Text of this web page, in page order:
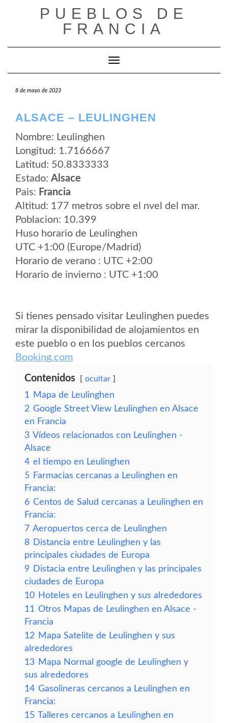
PUEBLOS DE
FRANCIA
Cambiar modo de navegación
8 de mayo de 2023
ALSACE – LEULINGHEN
Nombre: Leulinghen
Longitud: 1.7166667
Latitud: 50.8333333
Estado: Alsace
Pais: Francia
Altitud: 177 metros sobre el nvel del mar.
Poblacion: 10.399
Huso horario de Leulinghen
UTC +1:00 (Europe/Madrid)
Horario de verano : UTC +2:00
Horario de invierno : UTC +1:00
Si tienes pensado visitar Leulinghen puedes
mirar la disponibilidad de alojamientos en
este pueblo o en los pueblos cercanos
Booking.com
Contenidos ocultar
1
Mapa de Leulinghen
2 Google Street View Leulinghen en Alsace
en Francia
3 Vídeos relacionados con Leulinghen -
Alsace
4 el tiempo en Leulinghen
5 Farmacias cercanas a Leulinghen en
Francia:
6 Centos de Salud cercanas a Leulinghen en
Francia:
7 Aeropuertos cerca de Leulinghen
8 Distancia entre Leulinghen y las
principales ciudades de Europa
9 Distacia entre Leulinghen y las principales
ciudades de Europa
10 Hoteles en Leulinghen y sus alrededores
11 Otros Mapas de Leulinghen en Alsace -
Francia
12 Mapa Satelite de Leulinghen y sus
alrededores
13 Mapa Normal google de Leulinghen y
sus alrededores
14 Gasolineras cercanos a Leulinghen en
Francia:
15 Talleres cercanos a Leulinghen en